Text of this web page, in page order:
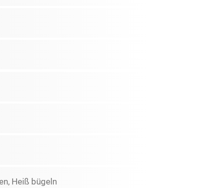
Heiß bügeln